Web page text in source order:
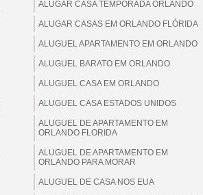
ALUGAR CASA TEMPORADA ORLANDO
ALUGAR CASAS EM ORLANDO FLÓRIDA
ALUGUEL APARTAMENTO EM ORLANDO
ALUGUEL BARATO EM ORLANDO
ALUGUEL CASA EM ORLANDO
ALUGUEL CASA ESTADOS UNIDOS
ALUGUEL DE APARTAMENTO EM
ORLANDO FLORIDA
ALUGUEL DE APARTAMENTO EM
ORLANDO PARA MORAR
ALUGUEL DE CASA NOS EUA